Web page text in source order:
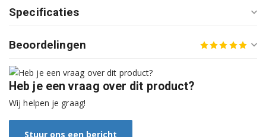
BBH6P25K/01
BBH6P25K/03
BBH6PARQ/03
BBH6PARQ/09
Specificaties
Beoordelingen
Heb je een vraag over dit product?
Wij helpen je graag!
Stuur ons een bericht